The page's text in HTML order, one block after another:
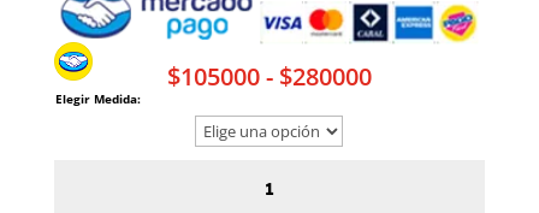
$105000- $280000Rango
Elegir Medida: